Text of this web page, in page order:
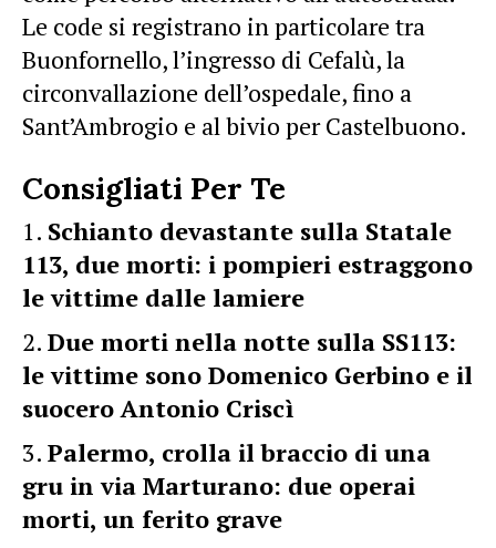
Le code si registrano in particolare tra
Buonfornello, l’ingresso di Cefalù, la
circonvallazione dell’ospedale, fino a
Sant’Ambrogio e al bivio per Castelbuono.
Consigliati Per Te
Schianto devastante sulla Statale
113, due morti: i pompieri estraggono
le vittime dalle lamiere
Due morti nella notte sulla SS113:
le vittime sono Domenico Gerbino e il
suocero Antonio Criscì
Palermo, crolla il braccio di una
gru in via Marturano: due operai
morti, un ferito grave